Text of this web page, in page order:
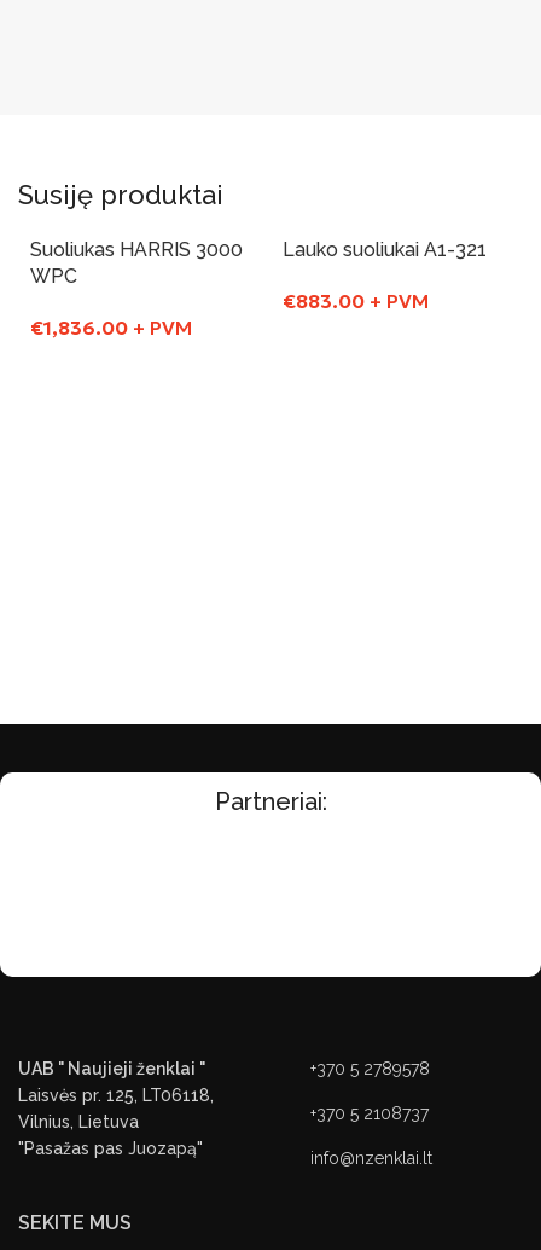
Susiję produktai
Suoliukas HARRIS 3000
WPC
€1,836.00 + PVM
Lauko suoliukai A1-321
€883.00 + PVM
Partneriai:
UAB " Naujieji ženklai "
Laisvės pr. 125, LT06118,
Vilnius, Lietuva
"Pasažas pas Juozapą"
+370 5 2789578
+370 5 2108737
info@nzenklai.lt
SEKITE MUS